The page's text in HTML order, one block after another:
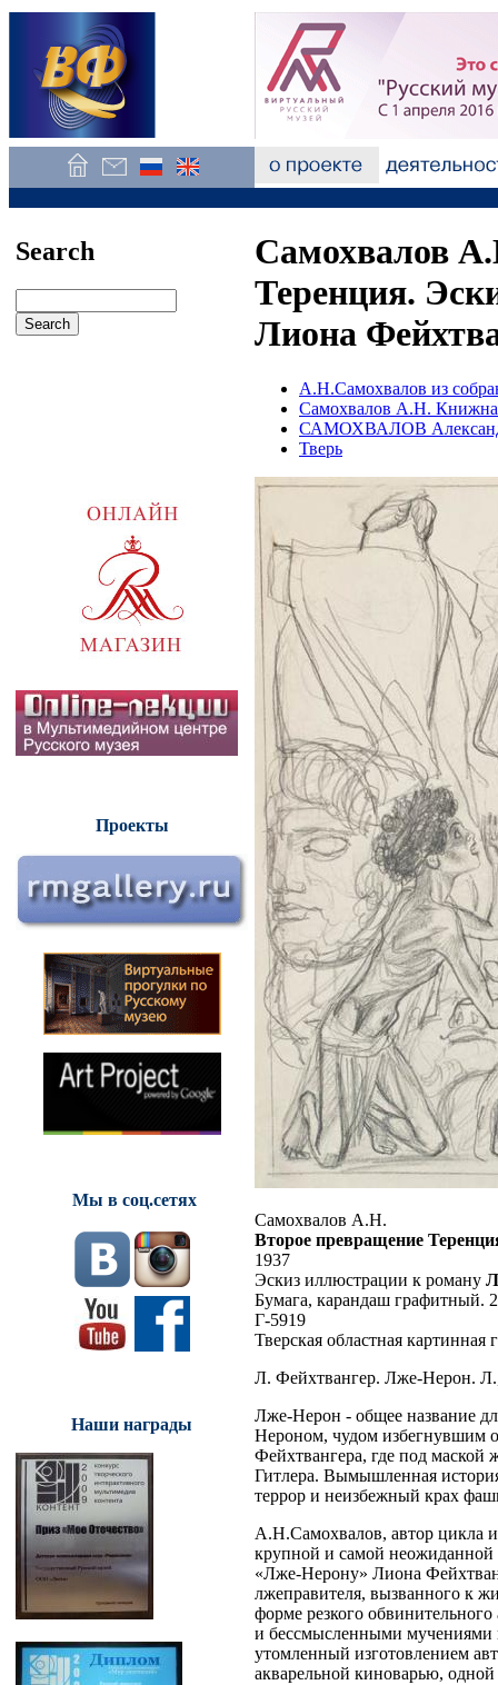
Search
Проекты
Мы в соц.сетях
Наши награды
Самохвалов
Теренция.
Лиона
А.Н.Самохвалов из
Самохвалов А.Н.
САМОХВАЛОВ
Тверь
Самохвалов А.Н.
Второе превращение
1937
Эскиз иллюстрации к роману
Бумага, карандаш графитный.
Г-5919
Тверская областная картинная
Л. Фейхтвангер. Лже-Нерон.
Лже-Нерон - общее название
Нероном, чудом избегнувшим
Фейхтвангера, где под маской
Гитлера. Вымышленная
террор и неизбежный крах
А.Н.Самохвалов, автор цикла
крупной и самой
«Лже-Нерону» Лиона
лжеправителя, вызванного к
форме резкого
и бессмысленными мучениями
утомленный изготовлением
акварельной киноварью,